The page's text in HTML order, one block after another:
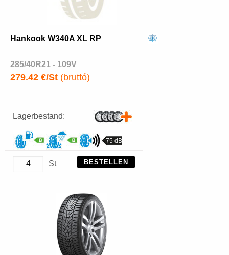
Hankook W340A XL RP
285/40R21 - 109V
279.42 €/St (bruttó)
Lagerbestand:
75 dB
St BESTELLEN